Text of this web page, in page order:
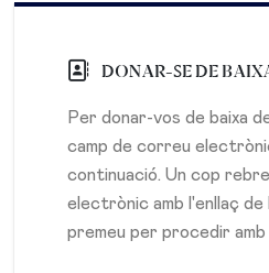
DONAR-SE DE
Per donar-vos de baixa
camp de correu
continuació. Un cop
electrònic amb l'enllaç de
premeu per procedir amb